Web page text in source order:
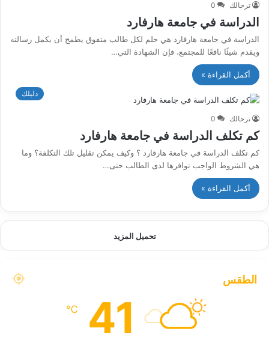
ترحالك 0
الدراسة في جامعة هارفارد
الدراسة في جامعة هارفارد هي حلم لكل طالب متفوق يطمح أن يكمل رسالته
ويقدم شيئًا نافعًا للمجتمع، فإن الشهادة التي…
أكمل القراءة »
دليلك
ترحالك 0
كم تكلف الدراسة في جامعة هارفارد
كم تكلف الدراسة في جامعة هارفارد ؟ وكيف يمكن تقليل تلك التكلفة؟ وما
هي الشروط الواجب توافرها لدى الطالب حتى…
أكمل القراءة »
تحميل المزيد
الطقس
41
℃